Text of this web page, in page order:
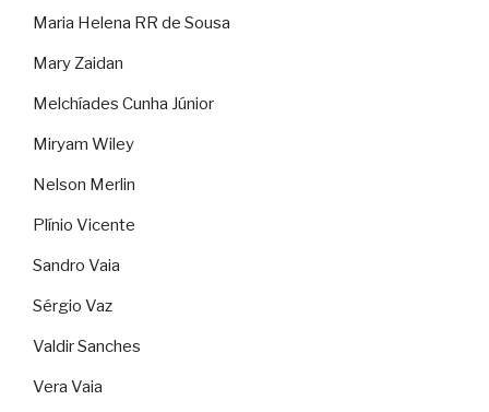
Maria Helena RR de Sousa
Mary Zaidan
Melchíades Cunha Júnior
Miryam Wiley
Nelson Merlin
Plínio Vicente
Sandro Vaia
Sérgio Vaz
Valdir Sanches
Vera Vaia